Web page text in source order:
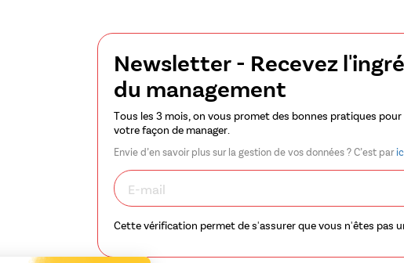
Newsletter - Recevez
du management
Tous les 3 mois, on vous promet des bonnes pratiques
votre façon de manager.
Envie d’en savoir plus sur la gestion de vos données ? C’est par
Cette vérification permet de s'assurer que vous n'êtes pas